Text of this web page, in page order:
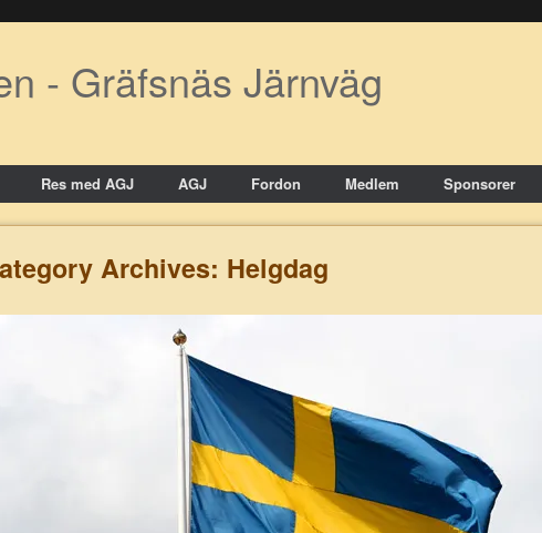
- Gräfsnäs Järnväg
Res med AGJ AGJ Fordon Medlem Sponsorer
Archives: Helgdag